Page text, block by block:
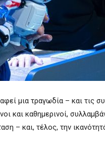
μια τραγωδία – και τις
και καθημερινοί,
– και, τέλος, την